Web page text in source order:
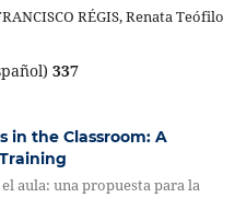
RÉGIS, Renata Teófilo
337
in the Classroom: A
aula: una propuesta para la